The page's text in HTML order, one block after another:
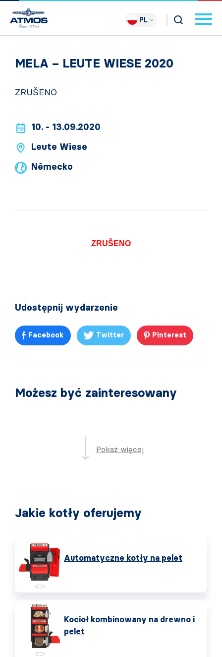
PL
MELA – LEUTE WIESE 2020
ZRUŠENO
10. - 13.09.2020
Leute Wiese
Německo
ZRUŠENO
Udostępnij wydarzenie
Facebook Twitter Pinterest
Możesz być zainteresowany
Pokaż więcej
Jakie kotły oferujemy
Automatyczne kotły na pelet
Kocioł kombinowany na drewno i
pelet